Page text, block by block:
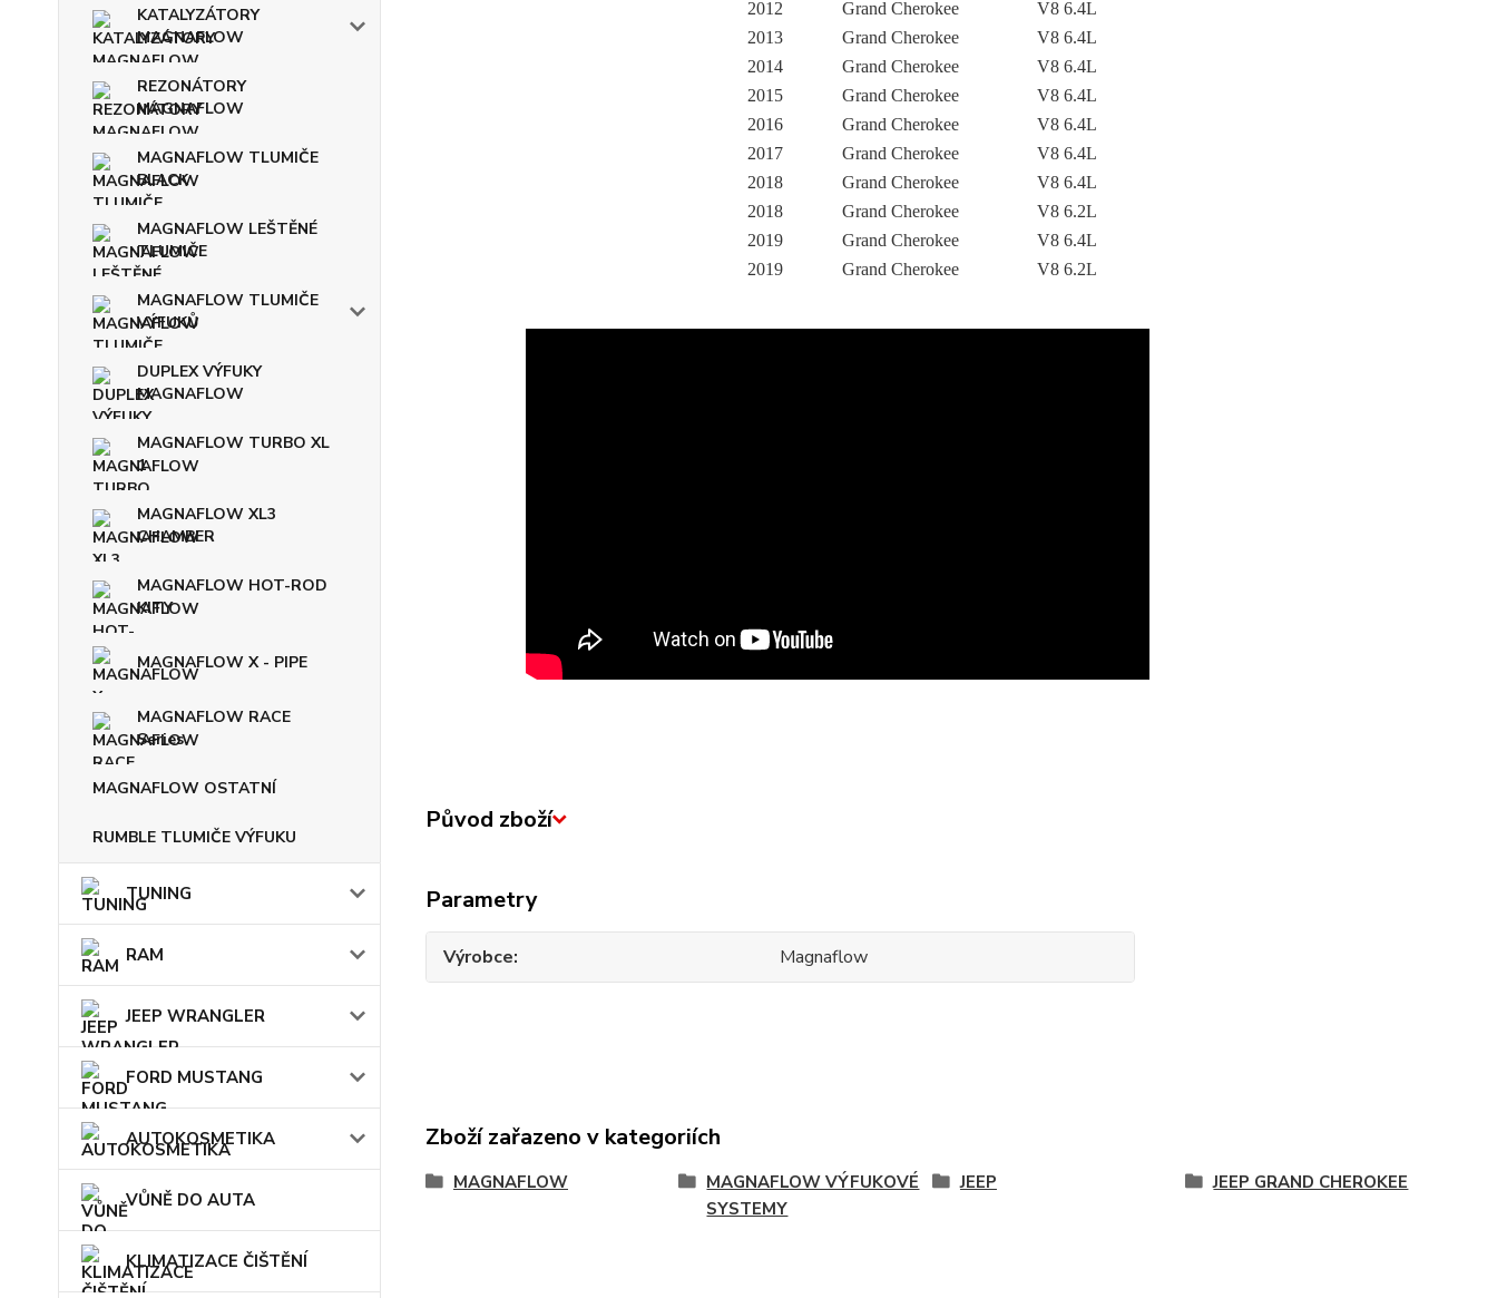
KATALYZÁTORY
MAGNAFLOW
REZONÁTORY
MAGNAFLOW
MAGNAFLOW TLUMIČE
BLACK
MAGNAFLOW LEŠTĚNÉ
TLUMIČE
MAGNAFLOW TLUMIČE
VÝFUKŮ
DUPLEX VÝFUKY
MAGNAFLOW
MAGNAFLOW TURBO XL
1
MAGNAFLOW XL3
CHAMBER
MAGNAFLOW HOT-ROD
KITY
MAGNAFLOW X - PIPE
MAGNAFLOW RACE
Series
MAGNAFLOW OSTATNÍ
RUMBLE TLUMIČE VÝFUKU
TUNING
RAM
JEEP WRANGLER
FORD MUSTANG
AUTOKOSMETIKA
VŮNĚ DO AUTA
KLIMATIZACE ČIŠTĚNÍ
2012 Grand Cherokee
V8 6.4L
2013
Grand Cherokee
V8 6.4L
2014
Grand Cherokee
V8 6.4L
2015
Grand Cherokee
V8 6.4L
2016
Grand Cherokee
V8 6.4L
2017
Grand Cherokee
V8 6.4L
2018
Grand Cherokee
V8 6.4L
2018
Grand Cherokee
V8 6.2L
2019
Grand Cherokee
V8 6.4L
2019
Grand Cherokee V8 6.2L
Původ zboží
Parametry
Výrobce Magnaflow
Zboží zařazeno v kategoriích
MAGNAFLOW
MAGNAFLOW VÝFUKOVÉ
SYSTEMY
JEEP JEEP GRAND CHEROKEE